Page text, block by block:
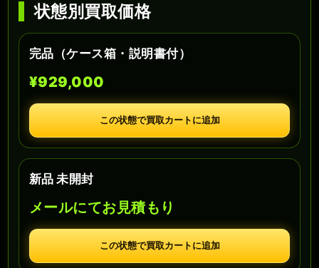
状態別買取価格
完品（ケース箱・説明書付）
¥929,000
この状態で買取カートに追加
新品 未開封
メールにてお見積もり
この状態で買取カートに追加